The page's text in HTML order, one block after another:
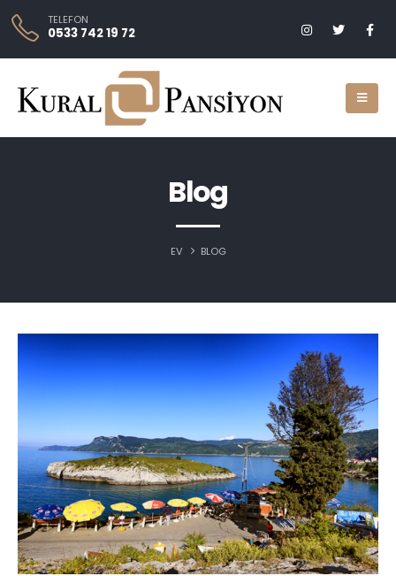
TELEFON
0533 742 19 72
Blog
EV BLOG